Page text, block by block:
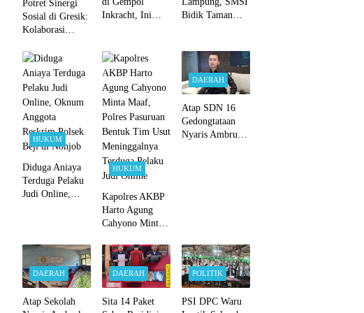
Potret Sinergi
Sosial di Gresik:
Kolaborasi
dan YALPK
Ringankan
Beban Ratusan
Ojol dan Warga
Inkracht, Ini
Rizqullah
Bidik Taman
Ekspedisi
Budaya
HUKUM
Diduga Aniaya
Terduga Pelaku
Judi Online,
HUKUM
Kapolres AKBP
Harto Agung
Cahyono Minta
Pasuruan Bentuk
Tim Usut
Meninggalnya
Terduga Pelaku
Judi Online
DAERAH
Atap SDN 16
Gedongtataan
Nyaris Ambruk,
DAERAH
Atap Sekolah
DAERAH
Sita 14 Paket
POLITIK
PSI DPC Waru